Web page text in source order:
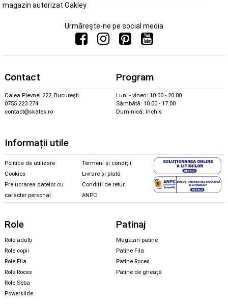
magazin autorizat Oakley
Urmărește-ne pe social media
Contact
Calea Plevnei 222, București
0755 223 274
contact@skates.ro
Program
Luni - vineri: 10.00 - 20.00
Sâmbătă: 10.00 - 17.00
Duminică: închis
Informații utile
Politica de utilizare
Cookies
Prelucrarea datelor cu
caracter personal
Termeni și condiții
Livrare și plată
Condiții de retur
ANPC
Role
Role adulți
Role copii
Role Fila
Role Roces
Role Seba
Powerslide
Patinaj
Magazin patine
Patine Fila
Patine Roces
Patine de gheață